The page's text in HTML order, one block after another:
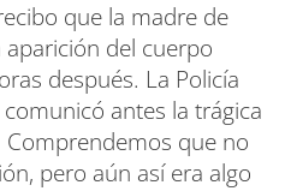
que la madre de
aparición del cuerpo
después. La Policía
antes la trágica
que no
pero aún así era algo